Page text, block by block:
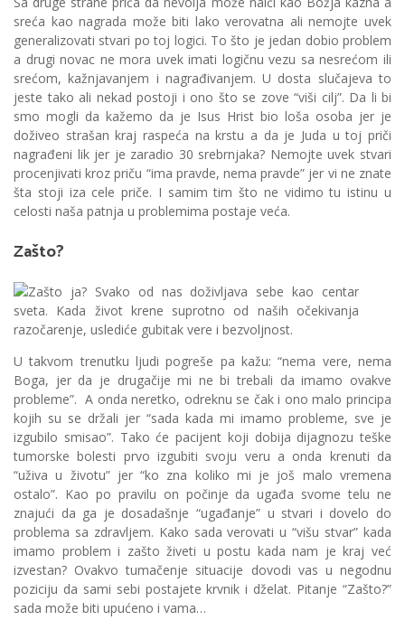
sreća kao nagrada može biti lako verovatna ali nemojte uvek
generalizovati stvari po toj logici. To što je jedan dobio problem
a drugi novac ne mora uvek imati logičnu vezu sa nesrećom ili
srećom, kažnjavanjem i nagrađivanjem. U dosta slučajeva to
jeste tako ali nekad postoji i ono što se zove “viši cilj”. Da li bi
smo mogli da kažemo da je Isus Hrist bio loša osoba jer je
doživeo strašan kraj raspeća na krstu a da je Juda u toj priči
nagrađeni lik jer je zaradio 30 srebrnjaka? Nemojte uvek stvari
procenjivati kroz priču “ima pravde, nema pravde” jer vi ne znate
šta stoji iza cele priče. I samim tim što ne vidimo tu istinu u
celosti naša patnja u problemima postaje veća.
Zašto?
U takvom trenutku ljudi pogreše pa kažu: “nema vere, nema
Boga, jer da je drugačije mi ne bi trebali da imamo ovakve
probleme”. A onda neretko, odreknu se čak i ono malo principa
kojih su se držali jer “sada kada mi imamo probleme, sve je
izgubilo smisao”. Tako će pacijent koji dobija dijagnozu teške
tumorske bolesti prvo izgubiti svoju veru a onda krenuti da
“uživa u životu” jer “ko zna koliko mi je još malo vremena
ostalo”. Kao po pravilu on počinje da ugađa svome telu ne
znajući da ga je dosadašnje “ugađanje” u stvari i dovelo do
problema sa zdravljem. Kako sada verovati u “višu stvar” kada
imamo problem i zašto živeti u postu kada nam je kraj već
izvestan? Ovakvo tumačenje situacije dovodi vas u negodnu
poziciju da sami sebi postajete krvnik i dželat. Pitanje “Zašto?”
sada može biti upućeno i vama…